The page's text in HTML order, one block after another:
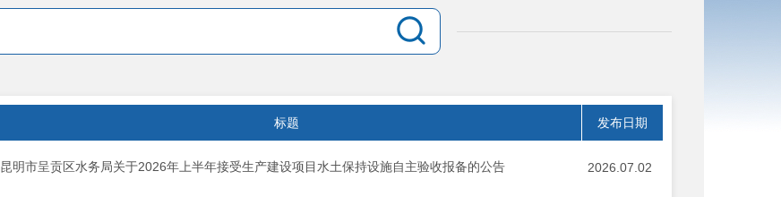
标题 发布日期
昆明市呈贡区水务局关于2026年上半年接受生产建设项目水土保持设施自主验收报备的公告 2026.07.02